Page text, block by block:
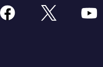
facebook x youtube